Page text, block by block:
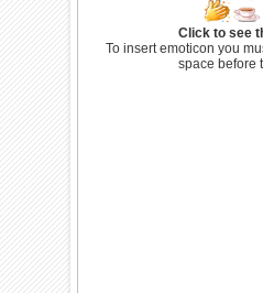
Click to see
To insert emoticon you
space before